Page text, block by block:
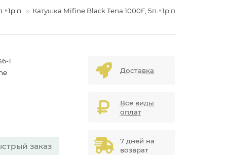
Катушка Mifine Black Tena 1000F, 5п.+1р.п
1
заказ
Доставка
Все виды
оплат
7 дней на
возврат